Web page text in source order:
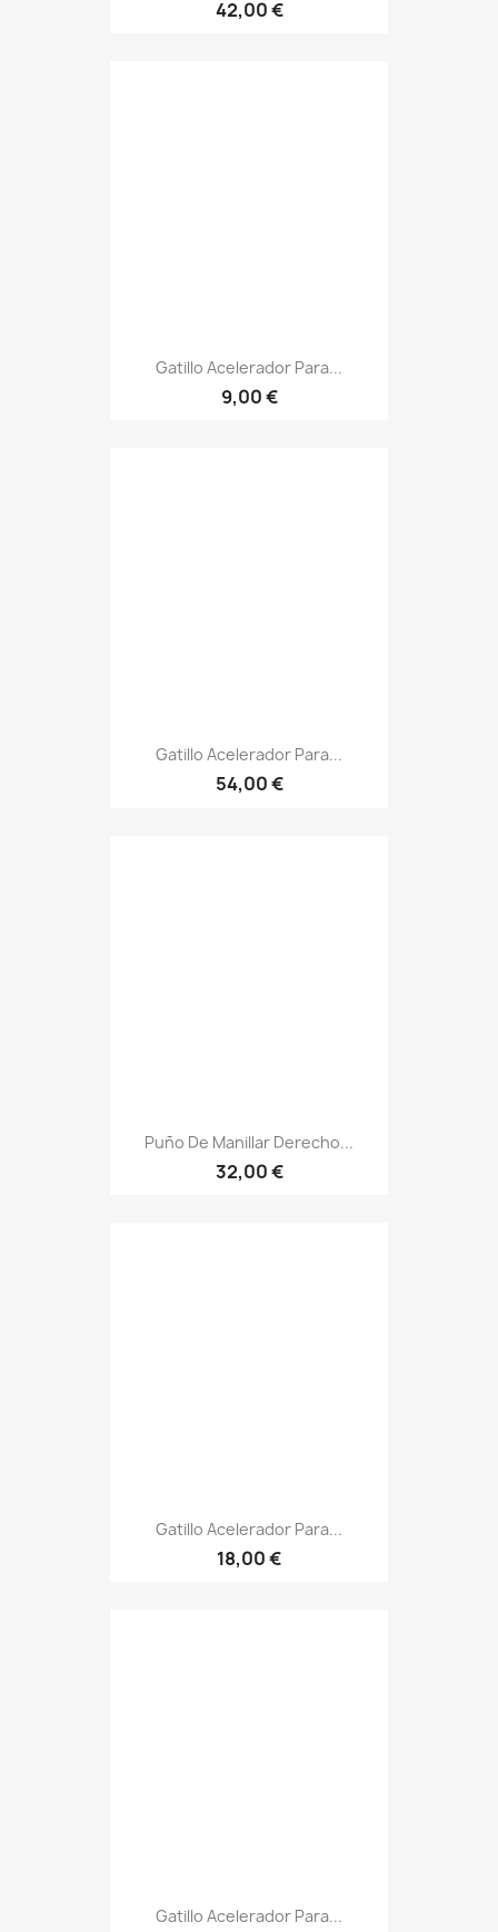
42,00 €
Gatillo Acelerador Para...
9,00 €
Gatillo Acelerador Para...
54,00 €
Puño De Manillar Derecho...
32,00 €
Gatillo Acelerador Para...
18,00 €
Gatillo Acelerador Para...